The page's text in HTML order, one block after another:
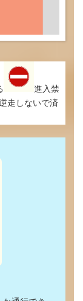
進入禁
走しないで済